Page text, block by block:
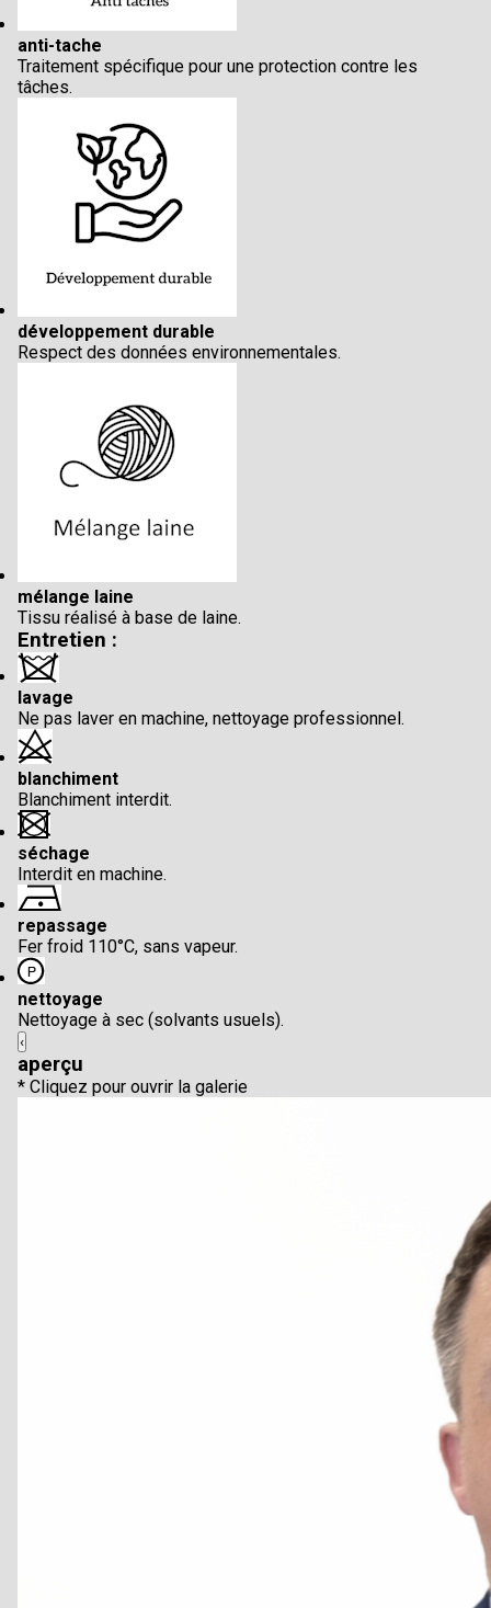
anti-tache
Traitement spécifique pour une protection contre les
tâches.
développement durable
Respect des données environnementales.
mélange laine
Tissu réalisé à base de laine.
Entretien :
lavage
Ne pas laver en machine, nettoyage professionnel.
blanchiment
Blanchiment interdit.
séchage
Interdit en machine.
repassage
Fer froid 110°C, sans vapeur.
nettoyage
Nettoyage à sec (solvants usuels).
‹
aperçu
* Cliquez pour ouvrir la galerie